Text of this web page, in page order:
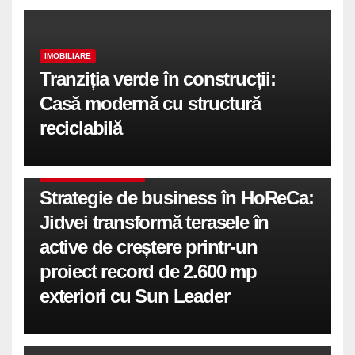
IMOBILIARE
Tranziția verde în construcții:
Casă modernă cu structură
reciclabilă
Strategie de business în HoReCa:
Jidvei transformă terasele în
active de creștere printr-un
proiect record de 2.600 mp
exteriori cu Sun Leader